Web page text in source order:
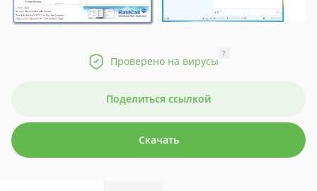
Проверено на вирусы
?
Поделиться ссылкой
Скачать